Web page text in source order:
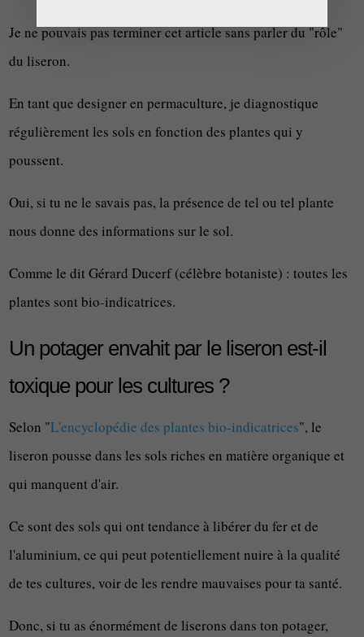
Je ne pouvais pas terminer cet article sans parler du "rôle"
du liseron.
En tant que designer en permaculture, je diagnostique
régulièrement les sols en fonction des plantes qui y
poussent.
Oui, si tu ne le savais pas, la présence de tel ou tel plante
nous donne des informations sur le sol.
Comme le dit Gérard Ducerf (célèbre botaniste) : toutes les
plantes sont bio-indicatrices.
Un potager envahit par le liseron est-il
toxique pour les cultures ?
Selon "L'encyclopédie des plantes bio-indicatrices", le
liseron pousse dans les sols riches en matière organique et
qui manquent d'air.
Ce sont des sols qui ont tendance à libérer du fer et de
l'aluminium, ce qui peut potentiellement nuire à la qualité
de tes cultures, voir de les rendre mauvaises pour ta santé.
Donc, si tu as énormément de liserons dans ton potager,